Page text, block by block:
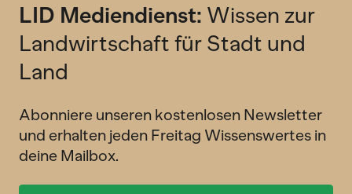
LID Mediendienst: Wissen zur
Landwirtschaft für Stadt und
Land
Abonniere unseren kostenlosen Newsletter
und erhalten jeden Freitag Wissenswertes in
deine Mailbox.